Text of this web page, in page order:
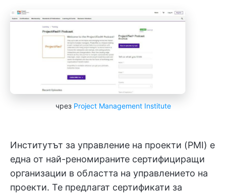
чрез Project Management Institute
Институтът за управление на проекти (PMI) е
една от най-реномираните сертифициращи
организации в областта на управлението на
проекти. Те предлагат сертификати за